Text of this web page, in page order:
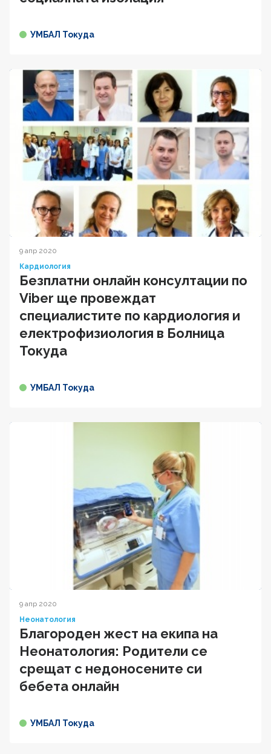
УМБАЛ Токуда
9 апр 2020
Кардиология
Безплатни онлайн консултации по
Viber ще провеждат
специалистите по кардиология и
електрофизиология в Болница
Токуда
УМБАЛ Токуда
9 апр 2020
Неонатология
Благороден жест на екипа на
Неонатология: Родители се
срещат с недоносените си
бебета онлайн
УМБАЛ Токуда